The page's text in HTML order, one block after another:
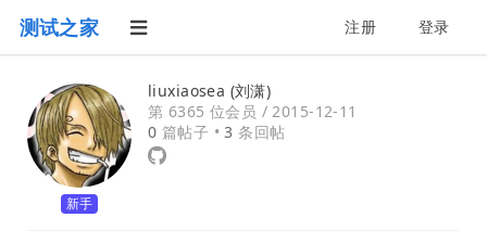
测试之家 注册 登录
新手
liuxiaosea (刘潇)
第 6365 位会员 /2015-12-11
0 篇帖子 •3 条回帖